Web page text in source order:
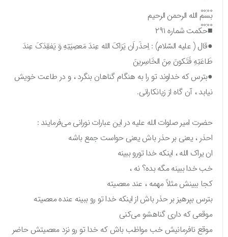
00:00
00:00
بسم الله الرحمن الرحیم
■حکمت شماره ۲۹۱
●قال ( علیه السّلام) : اِحذَر اَن یَرَاکَ الله عِندَ مَعصِیَتِهِ وَ یَفقِدَکَ عِندَ
طَاعَتِهِ فَتَکونَ مِنَ الخَاسِرینَ
●بترس که خداوند تو را به هنگام گناهان بنگرد ، و در طاعت خویش
نیابد ، آن گاه از زیانکارانی.
حضرت امیر صلوات الله علیه در این عبارات نورانی می‌فرمایند :
احذر ، یعنی بر حذر باش یعنی حواست جمع باشه
ان یراک الله ، اینکه خدا تورو ببینه
خب خدا ببینه مگه بده؟ نه ،
کجا ببینش مثلاً مهمه ، عند معصیته
بترس بپرهیز بر حذر باش از اینکه خدا تو رو ببینه عنده معصیته
موقعی که داری گناهشو می‌کنی
موقع نافرمانیش خب مواظب باش که خدا تو رو نزد معصیتش حاضر